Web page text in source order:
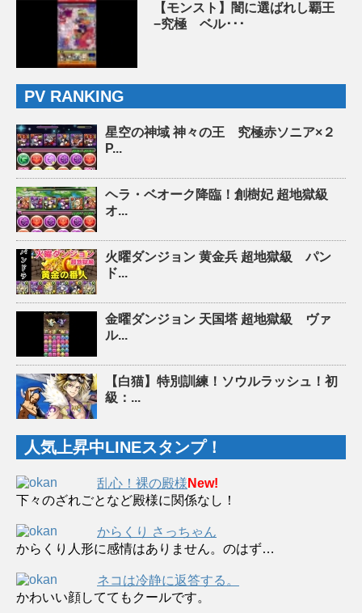
【モンスト】闇に選ばれし覇王
−究極 ベル･･･
PV RANKING
星空の神域 神々の王 究極赤ソニア×２
P...
ヘラ・ベオーク降臨！創樹妃 超地獄級
オ...
火曜ダンジョン 黄金兵 超地獄級 パン
ド...
金曜ダンジョン 天国塔 超地獄級 ヴァ
ル...
【白猫】特別訓練！ソウルラッシュ！初
級：...
人気上昇中LINEスタンプ！
乱心！裸の殿様 New!
下々のざれごとなど殿様に関係なし！
からくり さっちゃん
からくり人形に感情はありません。のはず…
ネコは冷静に返答する。
かわいい顔しててもクールです。